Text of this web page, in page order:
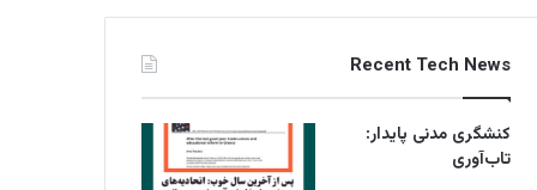
Recent Tech News
کنشگری مدنی پایدار:
تاب‌آوری